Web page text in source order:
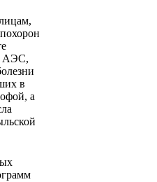
АЭС,
в
а